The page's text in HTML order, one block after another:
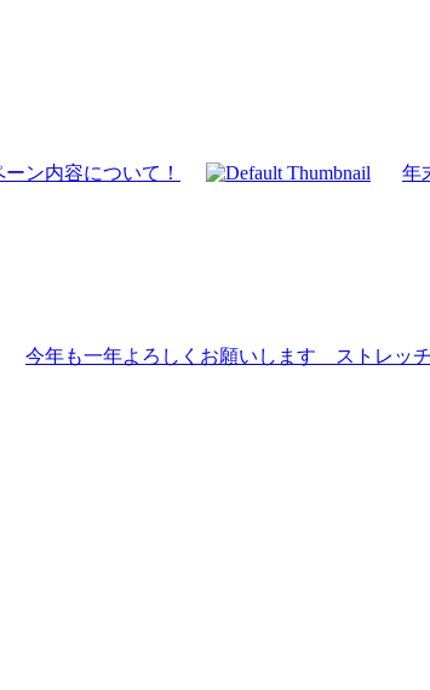
ン内容について！ 年
今年も一年よろしくお願いします ストレッ